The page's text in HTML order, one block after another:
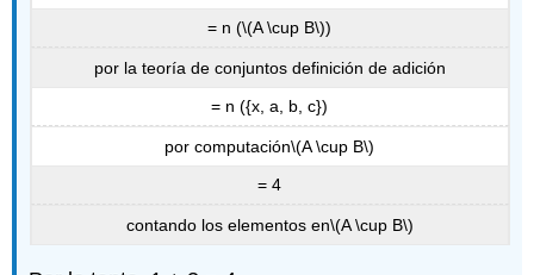
= n (\(A \cup B\))
por la teoría de conjuntos definición de adición
= n ({x, a, b, c})
por computación\(A \cup B\)
= 4
contando los elementos en\(A \cup B\)